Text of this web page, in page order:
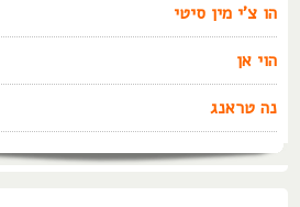
הו צ'י מין סיטי
הוי אן
נה טראנג